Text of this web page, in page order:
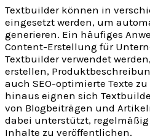
Textbuilder können in
eingesetzt werden, um
generieren. Ein häufiges
Content-Erstellung für
Textbuilder verwendet
erstellen,
auch SEO-optimierte Texte
hinaus eignen sich
von Blogbeiträgen und
dabei unterstützt,
Inhalte zu veröffentlichen.